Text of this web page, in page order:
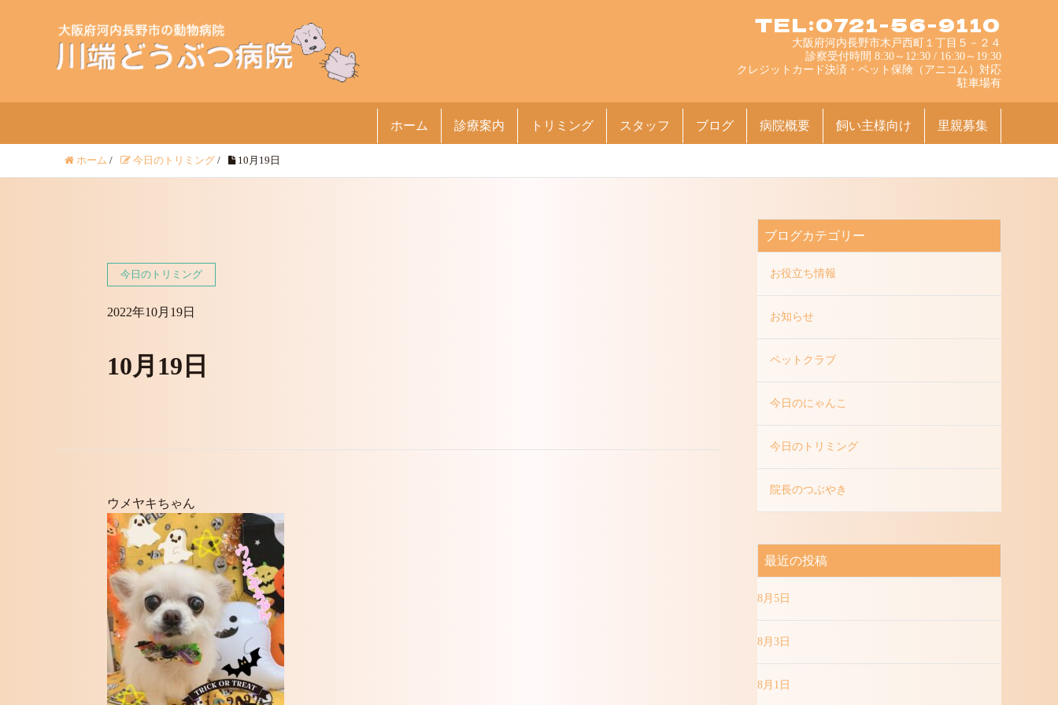
TEL:0721-56-9110
大阪府河内長野市木戸西町１丁目５－２４
診察受付時間 8:30～12:30 / 16:30～19:30
クレジットカード決済・ペット保険（アニコム）対応
駐車場有
ホーム 診療案内 トリミング スタッフ ブログ 病院概要 飼い主様向け 里親募集
ホーム / 今日のトリミング / 10月19日
今日のトリミング
2022年10月19日
10月19日
ウメヤキちゃん
ブログカテゴリー
お役立ち情報
お知らせ
ペットクラブ
今日のにゃんこ
今日のトリミング
院長のつぶやき
最近の投稿
8月5日
8月3日
8月1日